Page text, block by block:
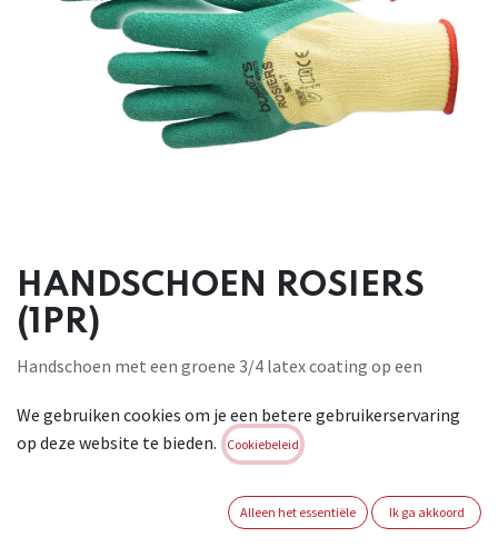
HANDSCHOEN ROSIERS
(1PR)
Handschoen met een groene 3/4 latex coating op een
superieure grip in droge en natte werkomstandigheden.
Volledig naadloos. De handschoen is zeer slijtvast en heeft
onderhoud van doornstruiken, snoeiwerk en hagen scheren.
Conform : EN ISO 21420:2020 - EN388:2016 + A1:2018 3 1 4 3 X .
We gebruiken cookies om je een betere gebruikerservaring
op deze website te bieden.
Cookiebeleid
Alleen het essentiële Ik ga akkoord